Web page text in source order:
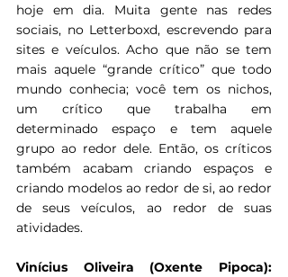
hoje em dia. Muita gente nas redes
sociais, no Letterboxd, escrevendo para
sites e veículos. Acho que não se tem
mais aquele “grande crítico” que todo
mundo conhecia; você tem os nichos,
um crítico que trabalha em
determinado espaço e tem aquele
grupo ao redor dele. Então, os críticos
também acabam criando espaços e
criando modelos ao redor de si, ao redor
de seus veículos, ao redor de suas
atividades.
Vinícius Oliveira (Oxente Pipoca):